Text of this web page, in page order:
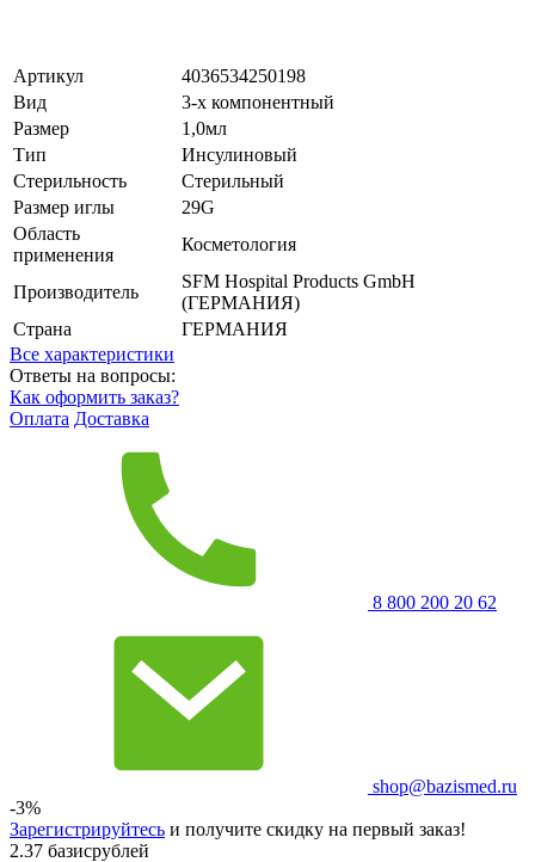
Артикул
4036534250198
Вид
3-х компонентный
Размер
1,0мл
Тип
Инсулиновый
Стерильность
Стерильный
Размер иглы
29G
Область
применения
Косметология
Производитель
SFM Hospital Products GmbH
(ГЕРМАНИЯ)
Страна
ГЕРМАНИЯ
Все характеристики
Ответы на вопросы:
Как оформить заказ?
Оплата Доставка
8 800 200 20 62
shop@bazismed.ru
-3%
Зарегистрируйтесь и получите скидку на первый заказ!
2.37 базисрублей